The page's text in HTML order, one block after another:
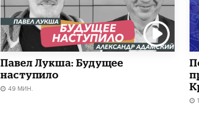
Павел Лукша: Будущее
наступило
49 МИН.